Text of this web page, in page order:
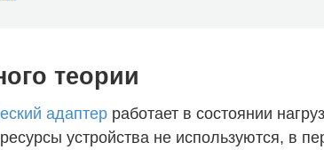
теории
адаптер работает в состоянии
устройства не используются, в